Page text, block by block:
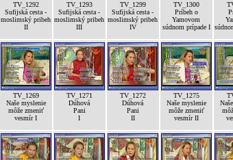
TV_1292
Sufijská cesta -
moslimský pribeh
II
TV_1293
Sufijská cesta -
moslimský pribeh
III
TV_1299
Sufijská cesta -
moslimský pribeh
IV
TV_1300
Príbeh o
Yamovom
súdnom prípade I
TV_1269
Naše myslenie
môže zmeniť
vesmír I
TV_1271
Dúhová
Pani
I
TV_1272
Dúhová
Pani
II
TV_1275
Naše myslenie
môže zmeniť
vesmír II